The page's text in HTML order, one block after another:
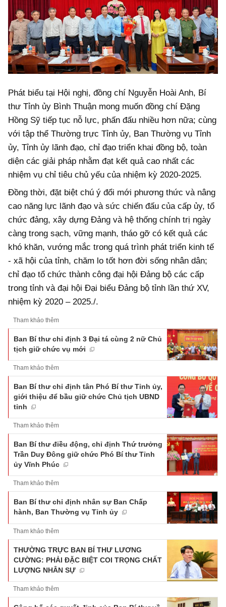
Phát biểu tại Hội nghị, đồng chí Nguyễn Hoài Anh, Bí
thư Tỉnh ủy Bình Thuận mong muốn đồng chí Đặng
Hồng Sỹ tiếp tục nỗ lực, phấn đấu nhiều hơn nữa; cùng
với tập thể Thường trực Tỉnh ủy, Ban Thường vụ Tỉnh
ủy, Tỉnh ủy lãnh đạo, chỉ đạo triển khai đồng bộ, toàn
diện các giải pháp nhằm đạt kết quả cao nhất các
nhiệm vụ chỉ tiêu chủ yếu của nhiệm kỳ 2020-2025.
Đồng thời, đặt biệt chú ý đổi mới phương thức và nâng
cao năng lực lãnh đạo và sức chiến đấu của cấp ủy, tổ
chức đảng, xây dựng Đảng và hệ thống chính trị ngày
càng trong sạch, vững mạnh, tháo gỡ có kết quả các
khó khăn, vướng mắc trong quá trình phát triển kinh tế
- xã hội của tỉnh, chăm lo tốt hơn đời sống nhân dân;
chỉ đạo tổ chức thành công đại hội Đảng bộ các cấp
trong tỉnh và đại hội Đại biểu Đảng bộ tỉnh lần thứ XV,
nhiệm kỳ 2020 – 2025./.
Tham khảo thêm
Ban Bí thư chỉ định 3 Đại tá cùng 2 nữ Chủ
tịch giữ chức vụ mới
Tham khảo thêm
Ban Bí thư chỉ định tân Phó Bí thư Tỉnh ủy,
giới thiệu để bầu giữ chức Chủ tịch UBND
tỉnh
Tham khảo thêm
Ban Bí thư điều động, chỉ định Thứ trưởng
Trần Duy Đông giữ chức Phó Bí thư Tỉnh
ủy Vĩnh Phúc
Tham khảo thêm
Ban Bí thư chỉ định nhân sự Ban Chấp
hành, Ban Thường vụ Tỉnh ủy
Tham khảo thêm
THƯỜNG TRỰC BAN BÍ THƯ LƯƠNG
CƯỜNG: PHẢI ĐẶC BIỆT COI TRỌNG CHẤT
LƯỢNG NHÂN SỰ
Tham khảo thêm